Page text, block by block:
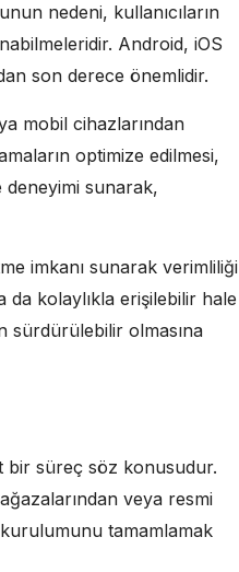
nedeni, kullanıcıların
Android, iOS
son derece önemlidir.
mobil cihazlarından
optimize edilmesi,
deneyimi sunarak,
imkanı sunarak verimliliği
da kolaylıkla erişilebilir hale
olmasına
bir süreç söz konusudur.
veya resmi
tamamlamak